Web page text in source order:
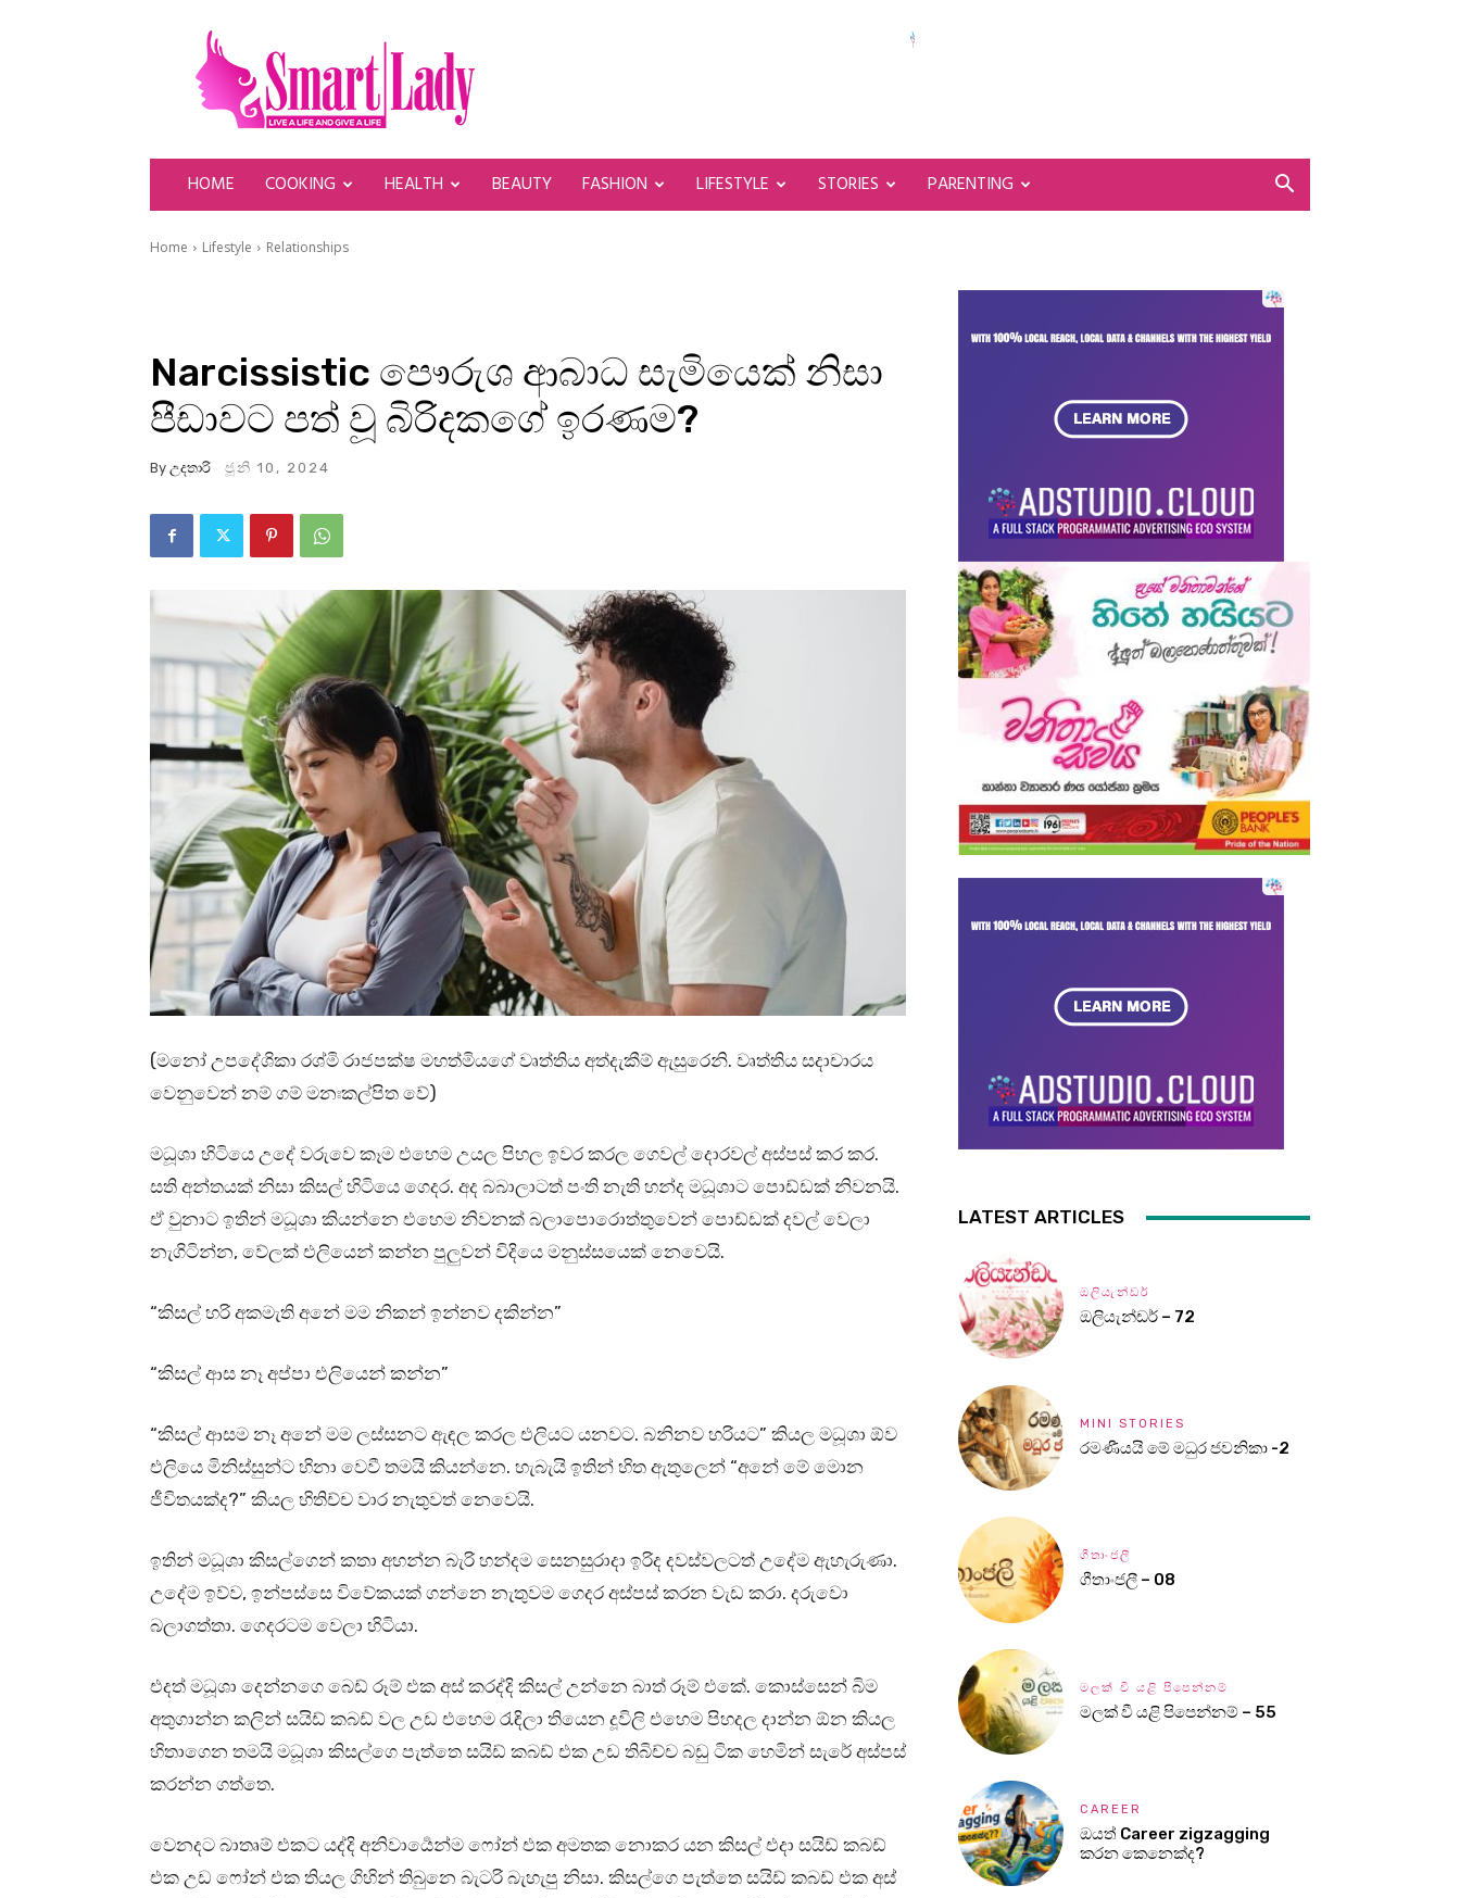
SmartLady
HOME COOKING HEALTH BEAUTY FASHION LIFESTYLE STORIES PARENTING
Home Lifestyle Relationships
Narcissistic පෞරුශ ආබාධ සැමියෙක් නිසා
පීඩාවට පත් වූ බිරිදකගේ ඉරණම?
By උදතාරි ජූනි 10, 2024
(මනෝ උපදේශිකා රශ්මි රාජපක්ෂ මහත්මියගේ වෘත්තිය අත්දැකීම් ඇසුරෙනි. වෘත්තිය සදාචාරය
වෙනුවෙන් නම් ගම් මනඃකල්පිත වේ)
මධූශා හිටියෙ උදේ වරුවෙ කෑම එහෙම උයල පිහල ඉවර කරල ගෙවල් දොරවල් අස්පස් කර කර.
සති අන්තයක් නිසා කිසල් හිටියෙ ගෙදර. අද බබාලාටත් පංති නැති හන්ද මධූශාට පොඩ්ඩක් නිවනයි.
ඒ වුනාට ඉතින් මධූශා කියන්නෙ එහෙම නිවනක් බලාපොරොත්තුවෙන් පොඩ්ඩක් දවල් වෙලා
නැගිටින්න, වේලක් එලියෙන් කන්න පුලුවන් විදියෙ මනුස්සයෙක් නෙවෙයි.
“කිසල් හරි අකමැති අනේ මම නිකන් ඉන්නව දකින්න”
“කිසල් ආස නෑ අප්පා එලියෙන් කන්න”
“කිසල් ආසම නෑ අනේ මම ලස්සනට ඇඳල කරල එලියට යනවට. බනිනව හරියට” කියල මධූශා ඕව
එලියෙ මිනිස්සුන්ට හිනා වෙවී තමයි කියන්නෙ. හැබැයි ඉතින් හිත ඇතුලෙන් “අනේ මේ මොන
ජීවිතයක්ද?” කියල හිතිච්ච වාර නැතුවත් නෙවෙයි.
ඉතින් මධූශා කිසල්ගෙන් කතා අහන්න බැරි හන්දම සෙනසුරාදා ඉරිද දවස්වලටත් උදේම ඇහැරුණා.
උදේම ඉව්ව, ඉන්පස්සෙ විවේකයක් ගන්නෙ නැතුවම ගෙදර අස්පස් කරන වැඩ කරා. දරුවො
බලාගත්තා. ගෙදරටම වෙලා හිටියා.
එදත් මධූශා දෙන්නගෙ බෙඩ් රූම් එක අස් කරද්දි කිසල් උන්නෙ බාත් රූම් එකේ. කොස්සෙන් බිම
අතුගාන්න කලින් සයිඩ් කබඩ් වල උඩ එහෙම රැඳිලා තියෙන දූවිලි එහෙම පිහදල දාන්න ඕන කියල
හිතාගෙන තමයි මධූශා කිසල්ගෙ පැත්තෙ සයිඩ් කබඩ් එක උඩ තිබිච්ච බඩු ටික හෙමින් සැරේ අස්පස්
කරන්න ගත්තෙ.
වෙනදට බාතෘම් එකට යද්දි අනිවාර්‍යෙන්ම ෆෝන් එක අමතක නොකර යන කිසල් එදා සයිඩ් කබඩ්
එක උඩ ෆෝන් එක තියල ගිහින් තිබුනෙ බැටරි බැහැපු නිසා. කිසල්ගෙ පැත්තෙ සයිඩ් කබඩ් එක අස්
LATEST ARTICLES
ඔලියැන්ඩර්
ඔලියැන්ඩර් – 72
MINI STORIES
රමණීයයි මේ මධුර ජවනිකා -2
ගීතාංජලී
ගීතාංජලී – 08
මලක් වී යළි පිපෙන්නම්
මලක් වී යළි පිපෙන්නම් – 55
CAREER
ඔයත් Career zigzagging
කරන කෙනෙක්ද?